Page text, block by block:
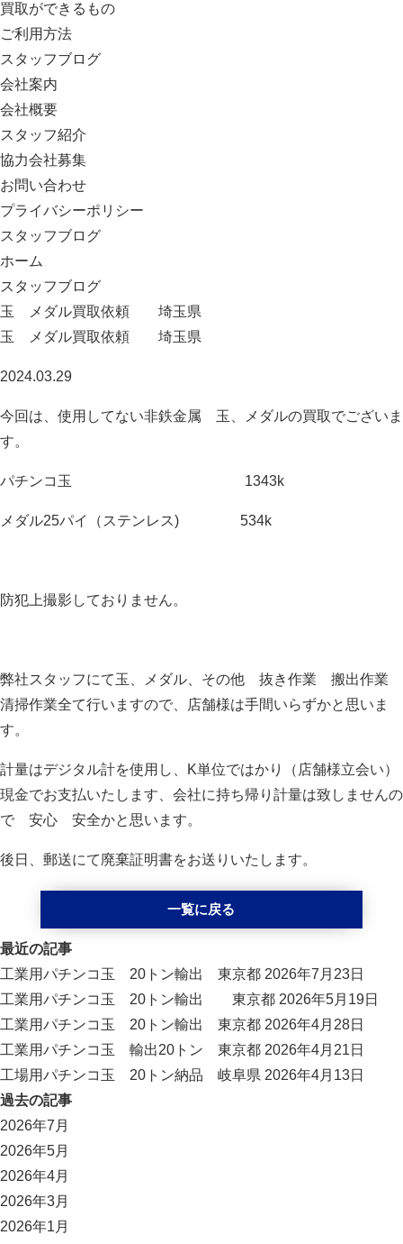
買取ができるもの
ご利用方法
スタッフブログ
会社案内
会社概要
スタッフ紹介
協力会社募集
お問い合わせ
プライバシーポリシー
スタッフブログ
ホーム
スタッフブログ
玉 メダル買取依頼 埼玉県
玉 メダル買取依頼 埼玉県
2024.03.29
今回は、使用してない非鉄金属 玉、メダルの買取でございま
す。
パチンコ玉 1343k
メダル25パイ（ステンレス) 534k
防犯上撮影しておりません。
弊社スタッフにて玉、メダル、その他 抜き作業 搬出作業
清掃作業全て行いますので、店舗様は手間いらずかと思いま
す。
計量はデジタル計を使用し、K単位ではかり（店舗様立会い）
現金でお支払いたします、会社に持ち帰り計量は致しませんの
で 安心 安全かと思います。
後日、郵送にて廃棄証明書をお送りいたします。
一覧に戻る
最近の記事
工業用パチンコ玉 20トン輸出 東京都 2026年7月23日
工業用パチンコ玉 20トン輸出 東京都 2026年5月19日
工業用パチンコ玉 20トン輸出 東京都 2026年4月28日
工業用パチンコ玉 輸出20トン 東京都 2026年4月21日
工場用パチンコ玉 20トン納品 岐阜県 2026年4月13日
過去の記事
2026年7月
2026年5月
2026年4月
2026年3月
2026年1月